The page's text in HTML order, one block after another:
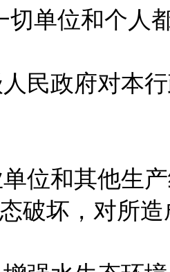
单位和个人
民政府对本
位和其他生
破坏，对所